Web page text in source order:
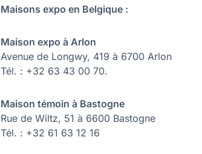
Maisons expo en Belgique :
Maison expo à Arlon
Avenue de Longwy, 419 à 6700 Arlon
Tél. : +32 63 43 00 70.
Maison témoin à Bastogne
Rue de Wiltz, 51 à 6600 Bastogne
Tél. : +32 61 63 12 16